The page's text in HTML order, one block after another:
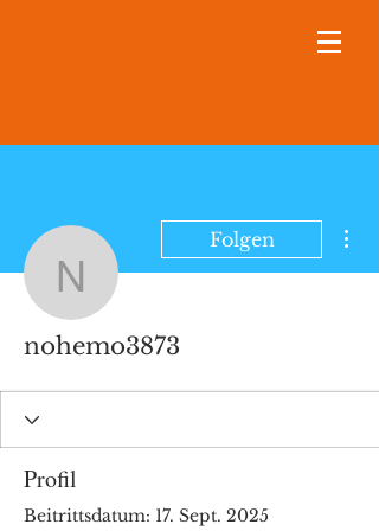
nohemo3873
Folgen
nohemo3873
Profil
Beitrittsdatum: 17. Sept. 2025